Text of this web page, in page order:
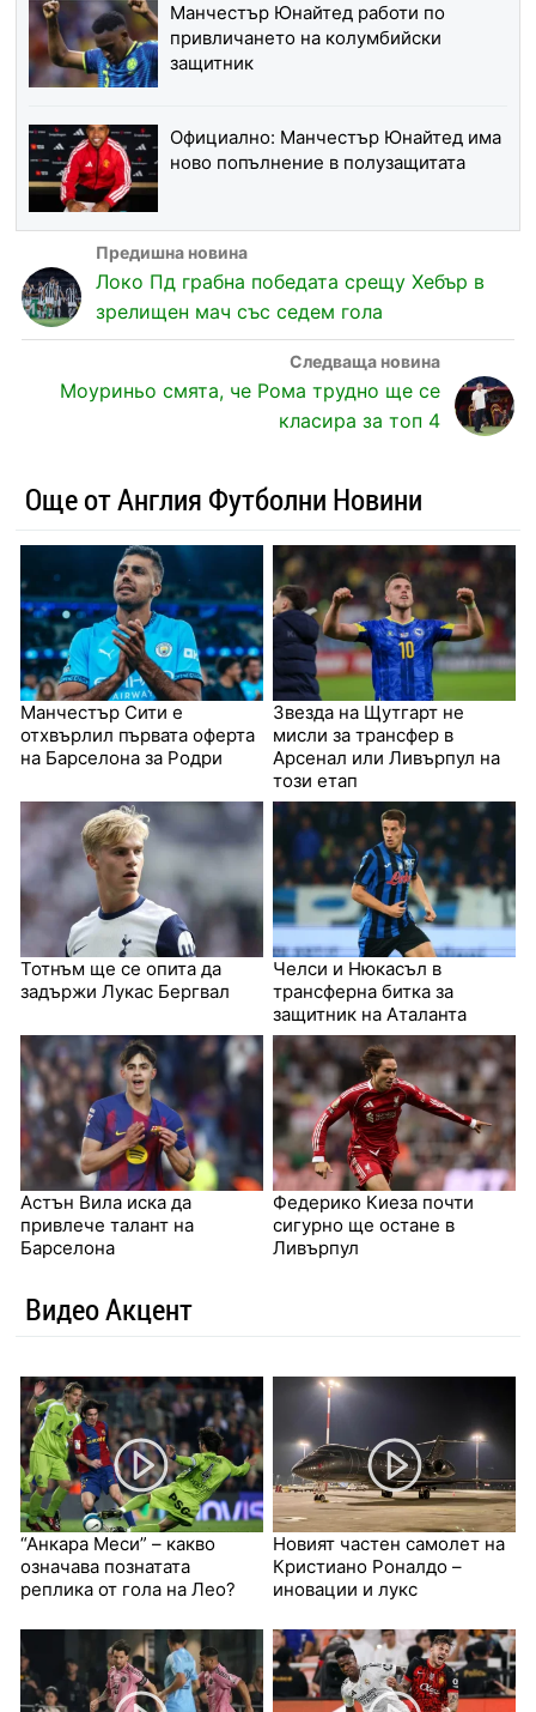
Манчестър Юнайтед работи по
привличането на колумбийски
защитник
Официално: Манчестър Юнайтед има
ново попълнение в полузащитата
Локо Пд грабна победата срещу Хебър в
зрелищен мач със седем гола
Моуриньо смята, че Рома трудно ще се
класира за топ 4
Още от Англия Футболни Новини
Манчестър Сити е
отхвърлил първата оферта
на Барселона за Родри
Звезда на Щутгарт не
мисли за трансфер в
Арсенал или Ливърпул на
този етап
Тотнъм ще се опита да
задържи Лукас Бергвал
Челси и Нюкасъл в
трансферна битка за
защитник на Аталанта
Астън Вила иска да
привлече талант на
Барселона
Федерико Киеза почти
сигурно ще остане в
Ливърпул
Видео Акцент
“Анкара Меси” – какво
означава познатата
реплика от гола на Лео?
Новият частен самолет на
Кристиано Роналдо –
иновации и лукс